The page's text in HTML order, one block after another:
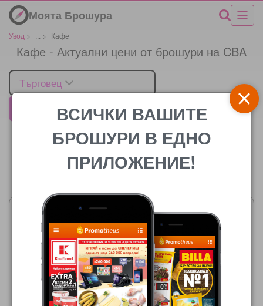
Моята Брошура
Увод > > Кафе
Кафе - Актуални цени от брошури на CBA
Търговец
06.08.2026 - 19.08.2026
ВСИЧКИ ВАШИТЕ
БРОШУРИ В ЕДНО
ПРИЛОЖЕНИЕ!